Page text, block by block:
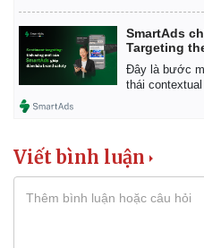
SmartAds
Targeting
Đây là bước
thái contextual
Viết bình luận